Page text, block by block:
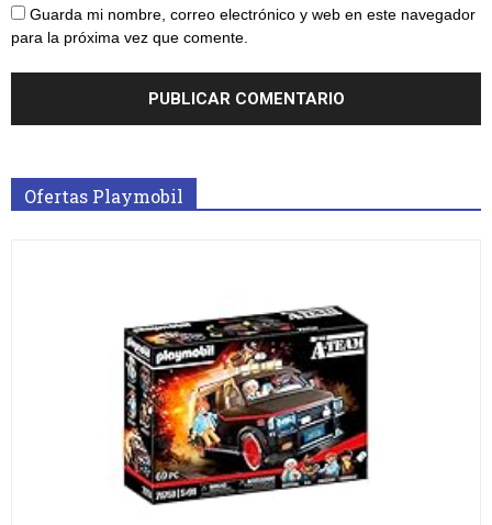
Guarda mi nombre, correo electrónico y web en este navegador
para la próxima vez que comente.
Ofertas Playmobil